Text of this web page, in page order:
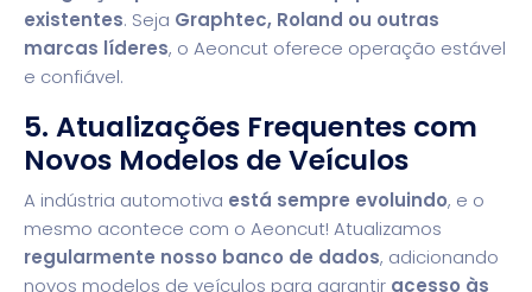
existentes. Seja Graphtec, Roland ou outras
marcas líderes, o Aeoncut oferece operação estável
e confiável.
5. Atualizações Frequentes com
Novos Modelos de Veículos
A indústria automotiva está sempre evoluindo, e o
mesmo acontece com o Aeoncut! Atualizamos
regularmente nosso banco de dados, adicionando
novos modelos de veículos para garantir acesso às